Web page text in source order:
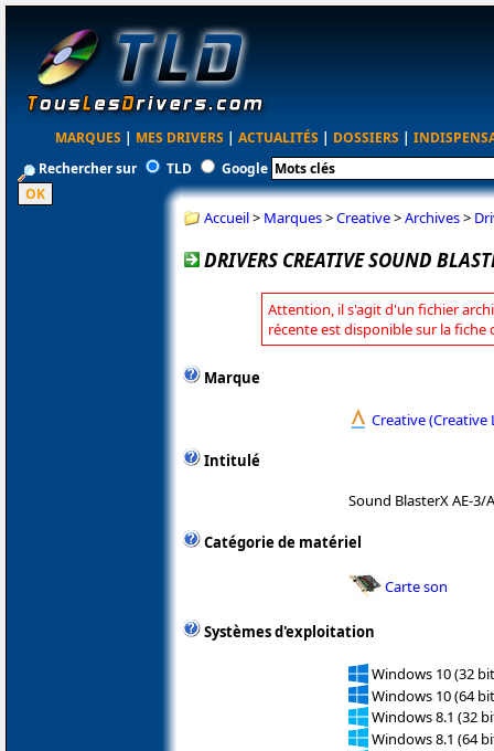
MARQUES | MES DRIVERS | ACTUALITÉS | DOSSIERS |
Rechercher sur
TLD Google
Accueil> Marques>Creative>Archives>
DRIVERS CREATIVE SOUND
Attention, il s'agit d'un fichier
récente est disponible sur la fiche
Marque
Creative (Creative
Intitulé
Sound BlasterX AE-3/
Catégorie de matériel
Carte son
Systèmes d'exploitation
Windows 10 (32
Windows 10 (64
Windows 8.1 (32
Windows 8.1 (64